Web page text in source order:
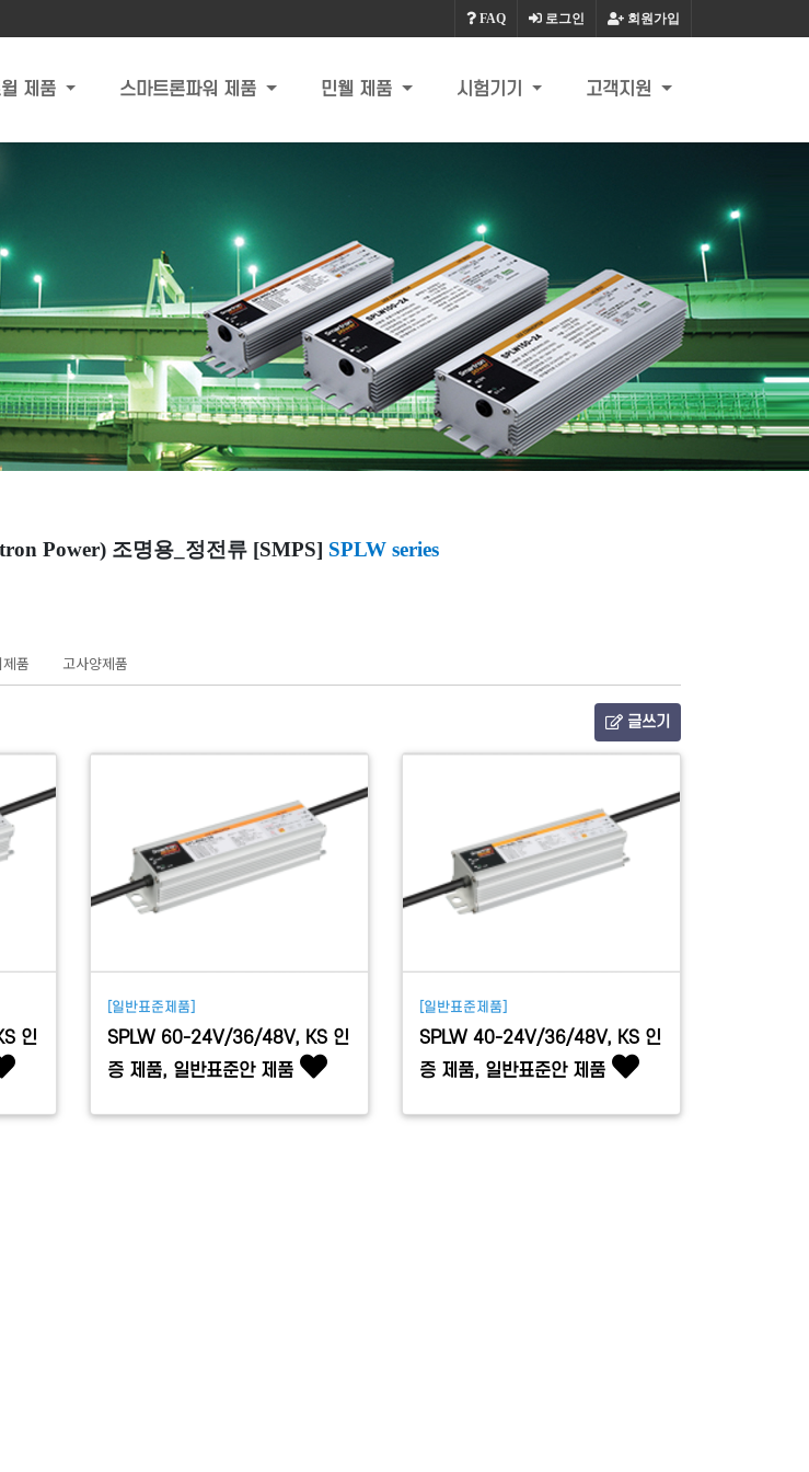
회원가입
로그인
FAQ
제품 스마트론파워 제품 민웰 제품 시험기기 고객지원
Power) 조명용_정전류 [SMPS] SPLW series
품 고사양제품
글쓰기
인
[일반표준제품]
SPLW 60-24V/36/48V, KS 인
증 제품, 일반표준안 제품
[일반표준제품]
SPLW 40-24V/36/48V, KS 인
증 제품, 일반표준안 제품